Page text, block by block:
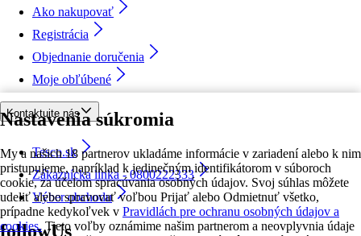
Nastavenia súkromia
My a našich 18 partnerov ukladáme informácie v zariadení alebo k nim
pristupujeme, napríklad k jedinečným identifikátorom v súboroch
cookie, za účelom spracúvania osobných údajov. Svoj súhlas môžete
udeliť alebo spravovať voľbou Prijať alebo Odmietnuť všetko,
prípadne kedykoľvek v Pravidlách pre ochranu osobných údajov a
cookies. Tieto voľby oznámime našim partnerom a neovplyvnia údaje
Ako nakupovať
Registrácia
Objednanie doručenia
Moje obľúbené
Kontaktujte nás
Tesco.sk
Zákaznícka linka - 0800222333
Výber obchodu
followUs